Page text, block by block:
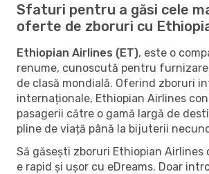
Sfaturi pentru a găsi cele
oferte de zboruri cu
Ethiopian Airlines (ET), este o
renume, cunoscută pentru
de clasă mondială. Oferind zboruri
internaționale, Ethiopian Airlines
pasagerii către o gamă largă de
pline de viață până la bijuterii
Să găsești zboruri Ethiopian Airlines
e rapid și ușor cu eDreams. Doar